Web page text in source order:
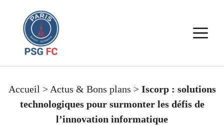
contenu
Accueil > Actus & Bons plans > Iscorp : solutions
technologiques pour surmonter les défis de
l’innovation informatique